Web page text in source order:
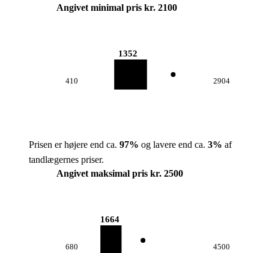
Angivet minimal pris kr. 2100
410
1352
2904
Prisen er højere end ca. 97% og lavere end ca. 3% af
tandlægernes priser.
Angivet maksimal pris kr. 2500
680
1664
4500